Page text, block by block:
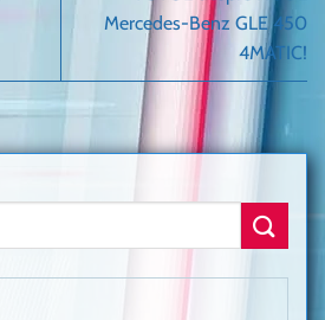
Mercedes-Benz GLE 450
4MATIC!